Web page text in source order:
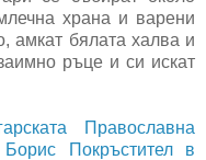
храна и варени
амкат бялата халва и
ръце и си искат
Православна
Покръстител в